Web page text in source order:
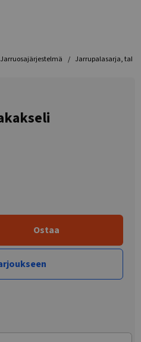
Jarruosajärjestelmä Jarrupalasarja,
Ostaa